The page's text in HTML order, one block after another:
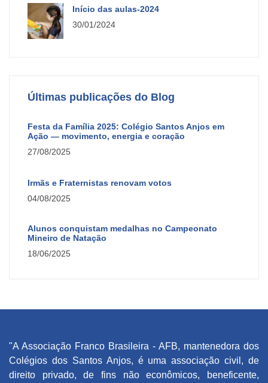
Início das aulas-2024
30/01/2024
Últimas publicações do Blog
Festa da Família 2025: Colégio Santos Anjos em
Ação — movimento, energia e coração
27/08/2025
Irmãs e Fraternistas renovam votos
04/08/2025
Alunos conquistam medalhas no Campeonato
Mineiro de Natação
18/06/2025
"A Associação Franco Brasileira - AFB, mantenedora dos
Colégios dos Santos Anjos, é uma associação civil, de
direito privado, de fins não econômicos, beneficente,